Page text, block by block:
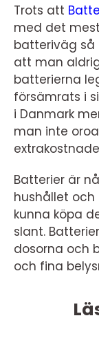
Trots att
med det
batteriväg så
att man
batterierna
försämrats i
i Danmark
man inte
Batterier är
hushållet
kunna köpa
slant.
dosorna och
och fina